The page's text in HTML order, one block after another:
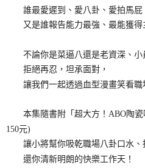
誰最愛遲到、愛八卦、愛拍馬屁
又是誰報告能力最強、最能獲得
不論你是菜逼八還是老資深、小
拒絕再忍，坦承面對，
讓我們一起透過血型漫畫笑看職
本集隨書附「超大方！ABO陶瓷
150元)
讓小將幫你吸乾職場八卦口水、
還你清新明朗的快樂工作天！